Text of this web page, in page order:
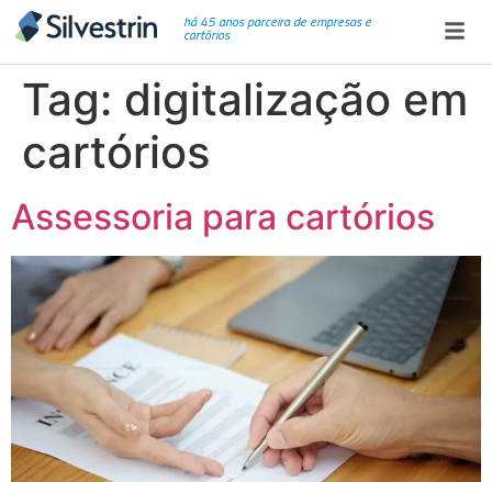
há 45 anos parceira de empresas e
cartórios
Tag: digitalização em
cartórios
Assessoria para cartórios